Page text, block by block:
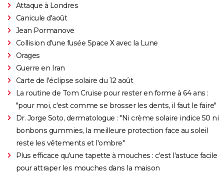
Attaque à Londres
Canicule d'août
Jean Pormanove
Collision d'une fusée Space X avec la Lune
Orages
Guerre en Iran
Carte de l'éclipse solaire du 12 août
La routine de Tom Cruise pour rester en forme à 64 ans :
"pour moi, c'est comme se brosser les dents, il faut le faire"
Dr. Jorge Soto, dermatologue : "Ni crème solaire indice 50 ni
bonbons gummies, la meilleure protection face au soleil
reste les vêtements et l'ombre"
Plus efficace qu'une tapette à mouches : c'est l'astuce facile
pour attraper les mouches dans la maison